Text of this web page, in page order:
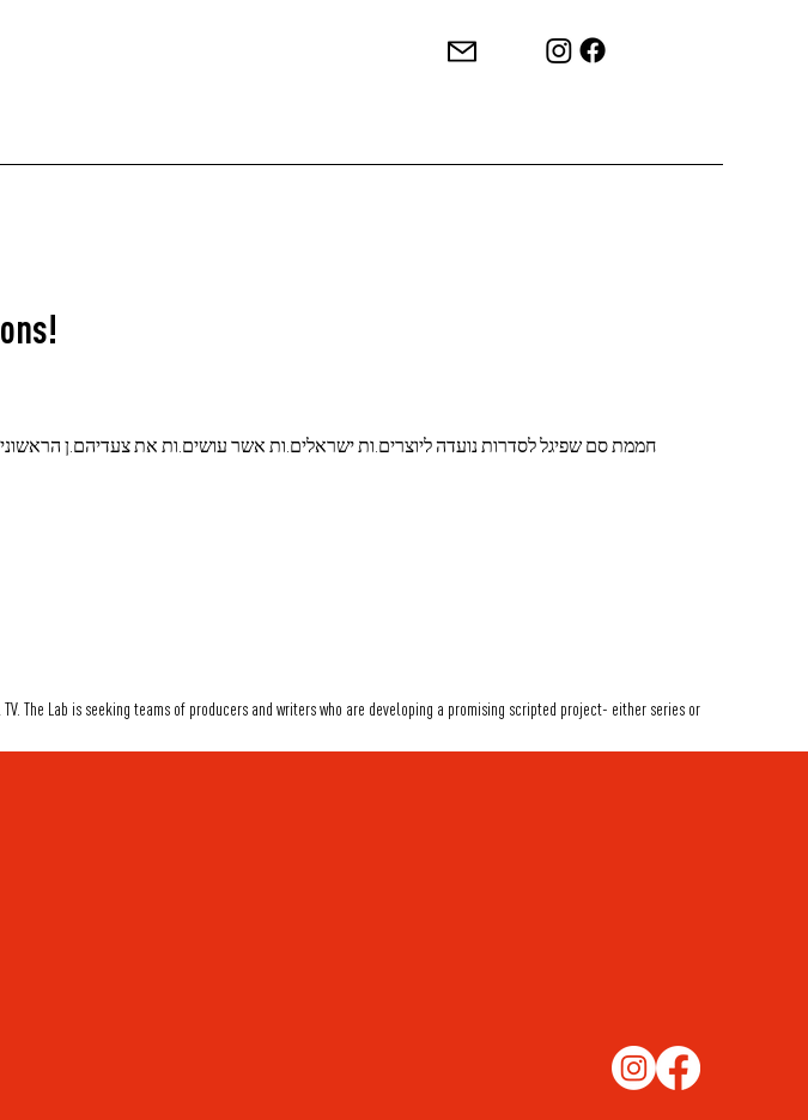
חממת סם שפיגל לסדרות נועדה ליוצרים.ות ישראלים.ות אשר עושים.ות את צעדיהם.ן
The Lab is seeking teams of producers and writers who are developing a promising scripted project- either series or